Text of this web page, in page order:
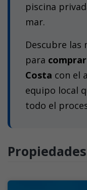
piscina
mar.
Descubre las
para
Costa con el
equipo local
todo el